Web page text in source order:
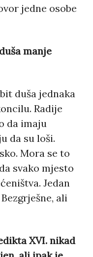
jedne osobe
manje
duša jednaka
Radije
da imaju
da su loši.
Mora se to
svako mjesto
Jedan
ali
XVI. nikad